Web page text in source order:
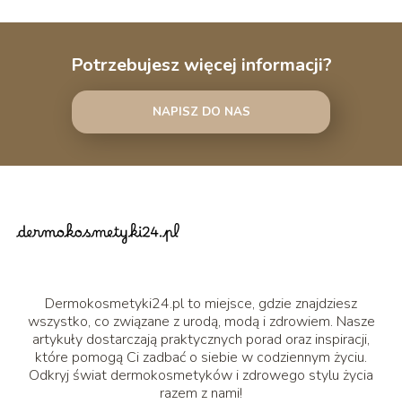
Potrzebujesz więcej informacji?
NAPISZ DO NAS
Dermokosmetyki24.pl to miejsce, gdzie znajdziesz
wszystko, co związane z urodą, modą i zdrowiem. Nasze
artykuły dostarczają praktycznych porad oraz inspiracji,
które pomogą Ci zadbać o siebie w codziennym życiu.
Odkryj świat dermokosmetyków i zdrowego stylu życia
razem z nami!